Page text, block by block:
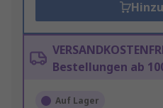
Bestellungen ab
Auf Lager